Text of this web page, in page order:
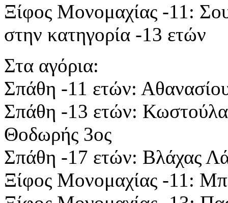
Ξίφος Μονομαχίας -11:
στην κατηγορία -13 ετών
Στα αγόρια:
Σπάθη -11 ετών:
Σπάθη -13 ετών:
Θοδωρής 3ος
Σπάθη -17 ετών: Βλάχας
Ξίφος Μονομαχίας -11: